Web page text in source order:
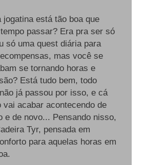
jogatina está tão boa que
passar? Era pra ser só
só uma quest diária para
mas você se
se tornando horas e
Está tudo bem, todo
já passou por isso, e cá
acabar acontecendo de
e de novo... Pensando nisso,
Tyr, pensada em
para aquelas horas em